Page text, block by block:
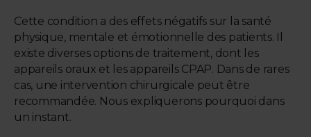
Cette condition a des effets négatifs sur la santé
physique, mentale et émotionnelle des patients. Il
existe diverses options de traitement, dont les
appareils oraux et les appareils CPAP. Dans de rares
cas, une intervention chirurgicale peut être
recommandée. Nous expliquerons pourquoi dans
un instant.